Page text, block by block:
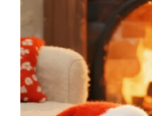
分享 FACEBOOK